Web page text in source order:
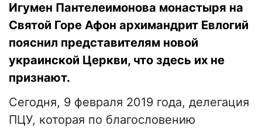
Игумен Пантелеимонова монастыря на
Святой Горе Афон архимандрит Евлогий
пояснил представителям новой
украинской Церкви, что здесь их не
признают.
Сегодня, 9 февраля 2019 года, делегация
ПЦУ, которая по благословению